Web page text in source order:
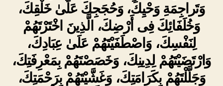
وَتَراجِمَةِ وَحْيِكَ، وَحُجَجِكَ عَلَىٰ خَلْقِكَ،
وَخُلَفَائِكَ فِى أَرْضِكَ، الَّذِينَ اخْتَرْتَهُمْ
لِنَفْسِكَ، وَاصْطَفَيْتَهُمْ عَلَىٰ عِبَادِكَ،
وَارْتَضَيْتَهُمْ لِدِينِكَ، وَخَصَصْتَهُمْ بِمَعْرِفَتِكَ،
وَجَلَّلْتَهُمْ بِكَرَامَتِكَ، وَغَشَّيْتَهُمْ بِرَحْمَتِكَ،